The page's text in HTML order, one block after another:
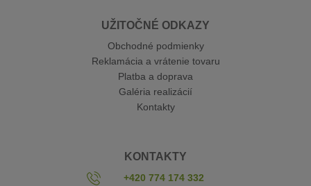
UŽITOČNÉ ODKAZY
Obchodné podmienky
Reklamácia a vrátenie tovaru
Platba a doprava
Galéria realizácií
Kontakty
KONTAKTY
+420 774 174 332